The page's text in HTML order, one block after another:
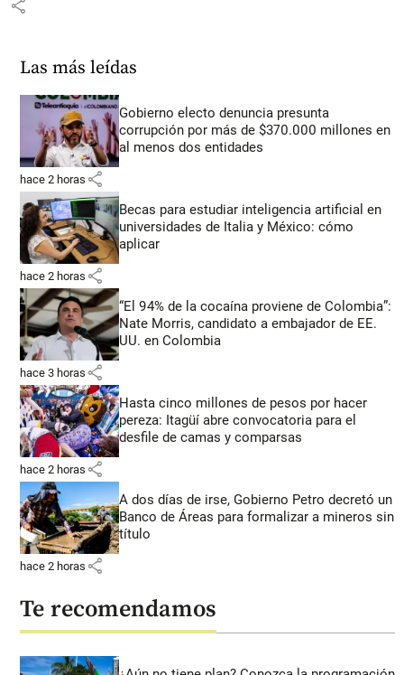
share
Las más leídas
Gobierno electo denuncia presunta
corrupción por más de $370.000 millones en
al menos dos entidades
hace 2 horas share
Becas para estudiar inteligencia artificial en
universidades de Italia y México: cómo
aplicar
hace 2 horas share
“El 94% de la cocaína proviene de Colombia”:
Nate Morris, candidato a embajador de EE.
UU. en Colombia
hace 3 horas share
Hasta cinco millones de pesos por hacer
pereza: Itagüí abre convocatoria para el
desfile de camas y comparsas
hace 2 horas share
A dos días de irse, Gobierno Petro decretó un
Banco de Áreas para formalizar a mineros sin
título
hace 2 horas share
Te recomendamos